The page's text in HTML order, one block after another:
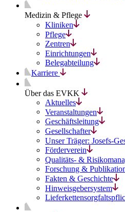
Medizin & Pflege
Kliniken
Pflege
Zentren
Einrichtungen
Belegabteilung
Karriere
Über das EVKK
Aktuelles
Veranstaltungen
Geschäftsleitung
Gesellschafter
Unser Träger: Josefs-
Förderverein
Qualitäts- &
Forschung &
Fakten & Geschichte
Hinweisgebersystem